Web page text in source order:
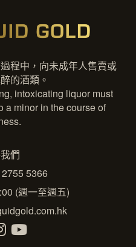
程中，向未成年人售賣或
的酒類。
intoxicating liquor must
a minor in the course of
們
5366
(週一至週五)